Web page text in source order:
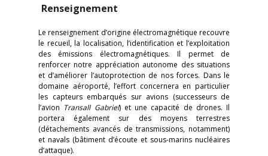
Renseignement
Le renseignement d’origine électromagnétique recouvre
le recueil, la localisation, l’identification et l’exploitation
des émissions électromagnétiques. Il permet de
renforcer notre appréciation autonome des situations
et d’améliorer l’autoprotection de nos forces. Dans le
domaine aéroporté, l’effort concernera en particulier
les capteurs embarqués sur avions (successeurs de
l’avion Transall Gabriel) et une capacité de drones. Il
portera également sur des moyens terrestres
(détachements avancés de transmissions, notamment)
et navals (bâtiment d’écoute et sous-marins nucléaires
d’attaque).